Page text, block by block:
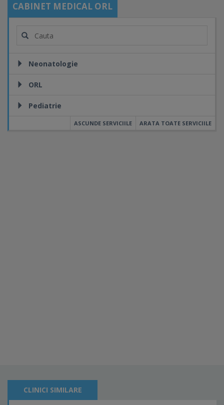
CABINET MEDICAL ORL
Neonatologie
ORL
Pediatrie
ARATA TOATE SERVICIILE
ASCUNDE SERVICIILE
CLINICI SIMILARE